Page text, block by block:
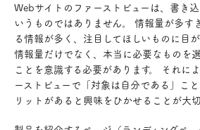
Webサイトのファーストビューは、書き
いうものではありません。 情報量が多す
る情報が多く、注目してほしいものに目が
情報量だけでなく、本当に必要なものを
ことを意識する必要があります。 それに
ーストビューで「対象は自分である」こ
リットがあると興味をひかせることが大切